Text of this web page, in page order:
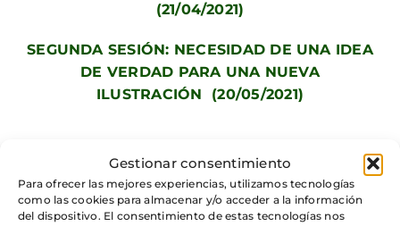
Gestionar consentimiento
Para ofrecer las mejores experiencias, utilizamos tecnologías
como las cookies para almacenar y/o acceder a la información
del dispositivo. El consentimiento de estas tecnologías nos
(21/04/2021)
SEGUNDA SESIÓN: NECESIDAD DE UNA IDEA
DE VERDAD PARA UNA NUEVA
ILUSTRACIÓN (20/05/2021)